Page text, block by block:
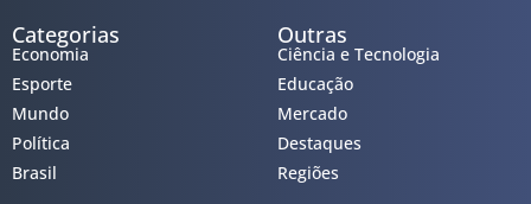
Categorias
Economia
Esporte
Mundo
Política
Brasil
Outras
Ciência e Tecnologia
Educação
Mercado
Destaques
Regiões